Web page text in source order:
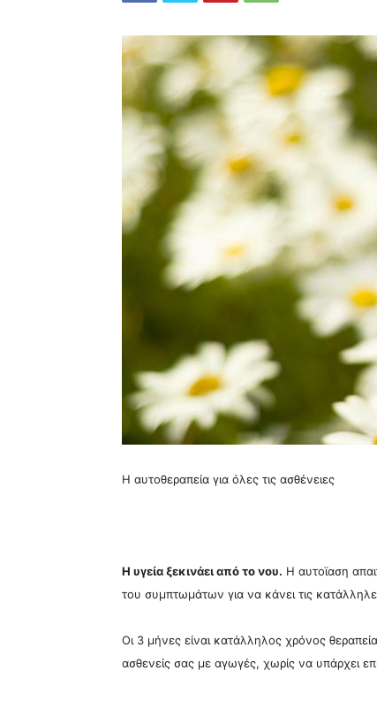
Η αυτοθεραπεία για όλες τις ασθένειες
Η υγεία ξεκινάει από το νου. Η αυτοϊαση
του συμπτωμάτων για να κάνει τις
Οι 3 μήνες είναι κατάλληλος χρόνος
ασθενείς σας με αγωγές, χωρίς να υπάρχει